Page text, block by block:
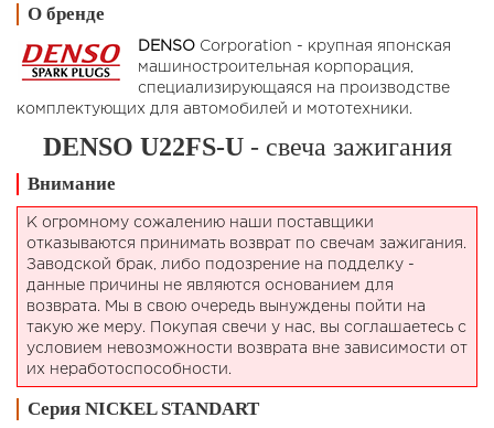
О бренде
DENSO Corporation - крупная японская
машиностроительная корпорация,
специализирующаяся на производстве
комплектующих для автомобилей и мототехники.
DENSO U22FS-U- свеча зажигания
Внимание
К огромному сожалению наши поставщики
отказываются принимать возврат по свечам зажигания.
Заводской брак, либо подозрение на подделку -
данные причины не являются основанием для
возврата. Мы в свою очередь вынуждены пойти на
такую же меру. Покупая свечи у нас, вы соглашаетесь с
условием невозможности возврата вне зависимости от
их неработоспособности.
Серия NICKEL STANDART